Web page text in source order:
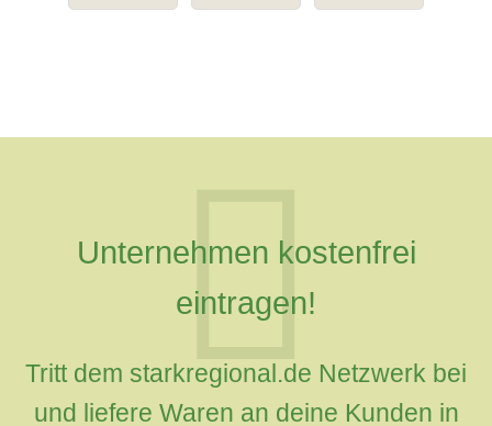
Unternehmen kostenfrei
eintragen!
Tritt dem starkregional.de Netzwerk bei
und liefere Waren an deine Kunden in